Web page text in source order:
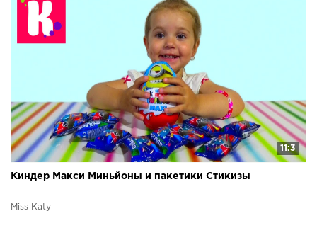
11:3
Киндер Макси Миньйоны и пакетики Стикизы
Miss Katy